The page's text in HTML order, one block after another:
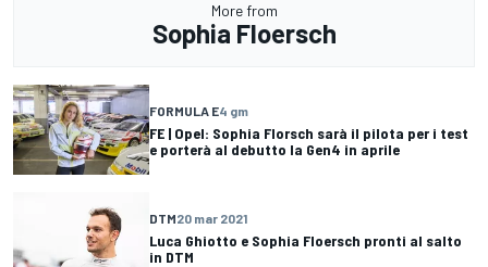
More from
Sophia Floersch
FORMULA E4 gm
FE | Opel: Sophia Florsch sarà il pilota per i test
e porterà al debutto la Gen4 in aprile
DTM20 mar 2021
Luca Ghiotto e Sophia Floersch pronti al salto
in DTM